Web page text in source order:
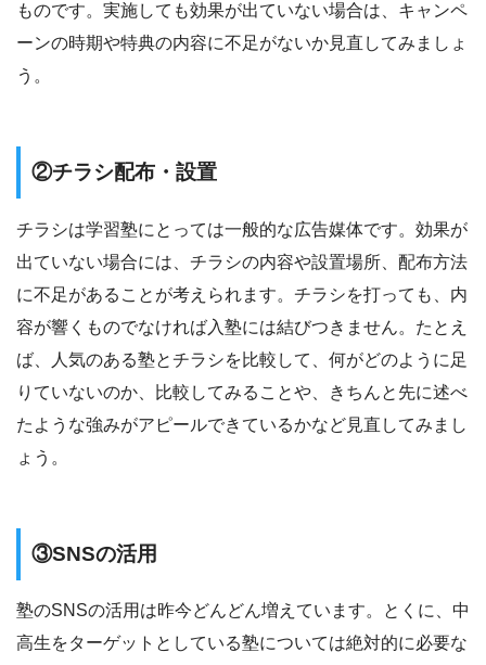
ものです。実施しても効果が出ていない場合は、キャンペ
ーンの時期や特典の内容に不足がないか見直してみましょ
う。
②チラシ配布・設置
チラシは学習塾にとっては一般的な広告媒体です。効果が
出ていない場合には、チラシの内容や設置場所、配布方法
に不足があることが考えられます。チラシを打っても、内
容が響くものでなければ入塾には結びつきません。たとえ
ば、人気のある塾とチラシを比較して、何がどのように足
りていないのか、比較してみることや、きちんと先に述べ
たような強みがアピールできているかなど見直してみまし
ょう。
③SNSの活用
塾のSNSの活用は昨今どんどん増えています。とくに、中
高生をターゲットとしている塾については絶対的に必要な